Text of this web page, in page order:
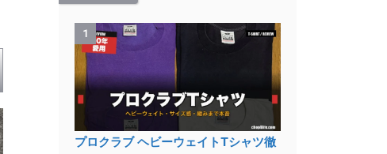
1
プロクラブ ヘビーウェイトTシャツ徹